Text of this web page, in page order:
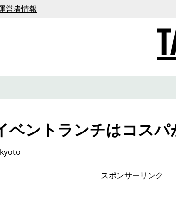
営者情報
ベントランチはコスパ
スポンサーリンク